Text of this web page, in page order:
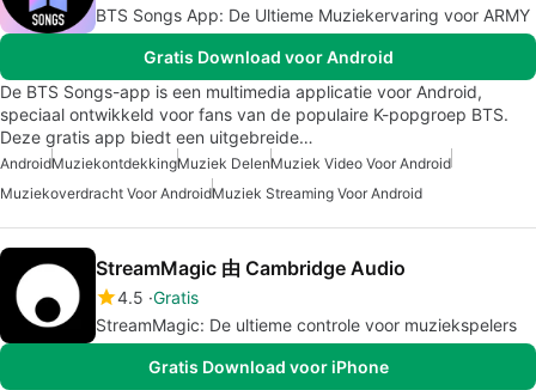
BTS Songs App: De Ultieme Muziekervaring voor ARMY
Gratis Download voor Android
De BTS Songs-app is een multimedia applicatie voor Android,
speciaal ontwikkeld voor fans van de populaire K-popgroep BTS.
Deze gratis app biedt een uitgebreide…
AndroidMuziekontdekkingMuziek DelenMuziek Video Voor Android
Muziekoverdracht Voor AndroidMuziek Streaming Voor Android
StreamMagic 由 Cambridge Audio
4.5 Gratis
StreamMagic: De ultieme controle voor muziekspelers
Gratis Download voor iPhone